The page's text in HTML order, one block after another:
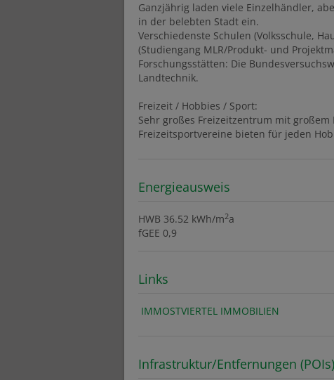
Ganzjährig laden viele Einzelhändler,
in der belebten Stadt ein.
Verschiedenste Schulen (Volksschule,
(Studiengang MLR/Produkt- und
Forschungsstätten: Die
Landtechnik.
Freizeit / Hobbies / Sport:
Sehr großes Freizeitzentrum mit
Freizeitsportvereine bieten für jeden
Energieausweis
HWB 36.52 kWh/m2a
fGEE 0,9
Links
IMMOSTVIERTEL IMMOBILIEN
Infrastruktur/Entfernungen (POIs)